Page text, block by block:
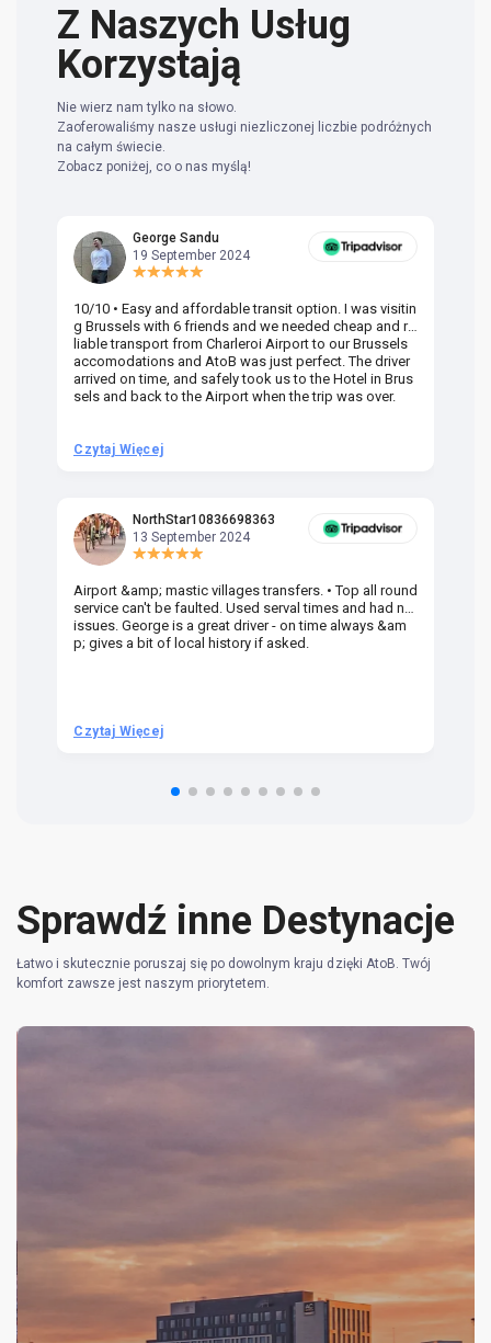
Z Naszych Usług
Korzystają
Nie wierz nam tylko na słowo.
Zaoferowaliśmy nasze usługi niezliczonej liczbie podróżnych
na całym świecie.
Zobacz poniżej, co o nas myślą!
George Sandu
19 September 2024
10/10 • Easy and affordable transit option. I was visitin
g Brussels with 6 friends and we needed cheap and re
liable transport from Charleroi Airport to our Brussels
accomodations and AtoB was just perfect. The driver
arrived on time, and safely took us to the Hotel in Brus
sels and back to the Airport when the trip was over.
Czytaj Więcej
NorthStar10836698363
13 September 2024
Airport &amp; mastic villages transfers. • Top all round
service can't be faulted. Used serval times and had no
issues. George is a great driver - on time always &am
p; gives a bit of local history if asked.
Czytaj Więcej
Sprawdź inne Destynacje
Łatwo i skutecznie poruszaj się po dowolnym kraju dzięki AtoB. Twój
komfort zawsze jest naszym priorytetem.